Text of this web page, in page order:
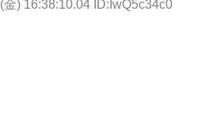
金) 16:38:10.04 ID:IwQ5c34c0